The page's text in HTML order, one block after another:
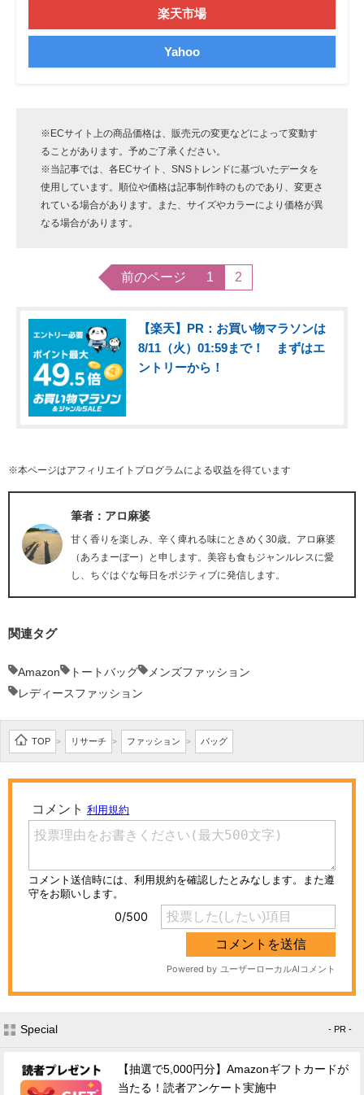
楽天市場
Yahoo
※ECサイト上の商品価格は、販売元の変更などによって変動す
ることがあります。予めご了承ください。
※当記事では、各ECサイト、SNSトレンドに基づいたデータを
使用しています。順位や価格は記事制作時のものであり、変更さ
れている場合があります。また、サイズやカラーにより価格が異
なる場合があります。
前のページ 1 2
【楽天】PR：お買い物マラソンは
8/11（火）01:59まで！ まずはエ
ントリーから！
※本ページはアフィリエイトプログラムによる収益を得ています
筆者：アロ麻婆
甘く香りを楽しみ、辛く痺れる味にときめく30歳。アロ麻婆
（あろまーぼー）と申します。美容も食もジャンルレスに愛
し、ちぐはぐな毎日をポジティブに発信します。
関連タグ
Amazon トートバッグ
メンズファッション
レディースファッション
TOP > リサーチ > ファッション > バッグ
Special - PR -
【抽選で5,000円分】Amazonギフトカードが
当たる！読者アンケート実施中